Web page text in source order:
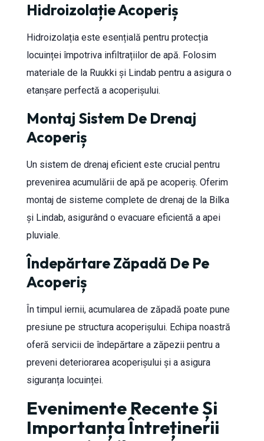
Hidroizolație Acoperiș
Hidroizolația este esențială pentru protecția
locuinței împotriva infiltrațiilor de apă. Folosim
materiale de la Ruukki și Lindab pentru a asigura o
etanșare perfectă a acoperișului.
Montaj Sistem De Drenaj
Acoperiș
Un sistem de drenaj eficient este crucial pentru
prevenirea acumulării de apă pe acoperiș. Oferim
montaj de sisteme complete de drenaj de la Bilka
și Lindab, asigurând o evacuare eficientă a apei
pluviale.
Îndepărtare Zăpadă De Pe
Acoperiș
În timpul iernii, acumularea de zăpadă poate pune
presiune pe structura acoperișului. Echipa noastră
oferă servicii de îndepărtare a zăpezii pentru a
preveni deteriorarea acoperișului și a asigura
siguranța locuinței.
Evenimente Recente Și
Importanța Întreținerii